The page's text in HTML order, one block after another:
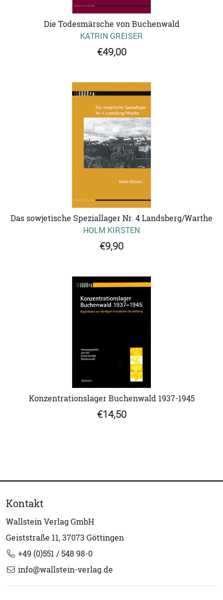
Die Todesmärsche von Buchenwald
KATRIN GREISER
€49,00
Das sowjetische Speziallager Nr. 4 Landsberg/Warthe
HOLM KIRSTEN
€9,90
Konzentrationslager Buchenwald 1937-1945
€14,50
Kontakt
Wallstein Verlag GmbH
Geiststraße 11, 37073 Göttingen
+49 (0)551 / 548 98-0
info@wallstein-verlag.de